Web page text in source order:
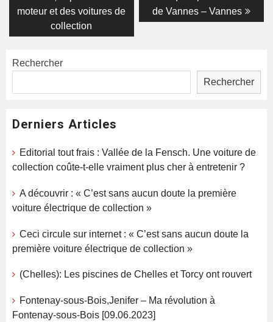
moteur et des voitures de
collection
de Vannes – Vannes
Rechercher
Rechercher
Derniers Articles
Editorial tout frais : Vallée de la Fensch. Une voiture de
collection coûte-t-elle vraiment plus cher à entretenir ?
A découvrir : « C’est sans aucun doute la première
voiture électrique de collection »
Ceci circule sur internet : « C’est sans aucun doute la
première voiture électrique de collection »
(Chelles): Les piscines de Chelles et Torcy ont rouvert
Fontenay-sous-Bois,Jenifer – Ma révolution à
Fontenay-sous-Bois [09.06.2023]